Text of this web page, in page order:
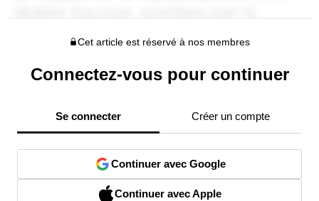
Cet article est réservé à nos membres
Connectez-vous pour continuer
Se connecter Créer un compte
Continuer avec Google
Continuer avec Apple